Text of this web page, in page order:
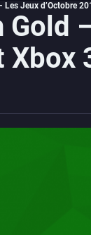
Les Jeux d’Octobre
Gold
Xbox